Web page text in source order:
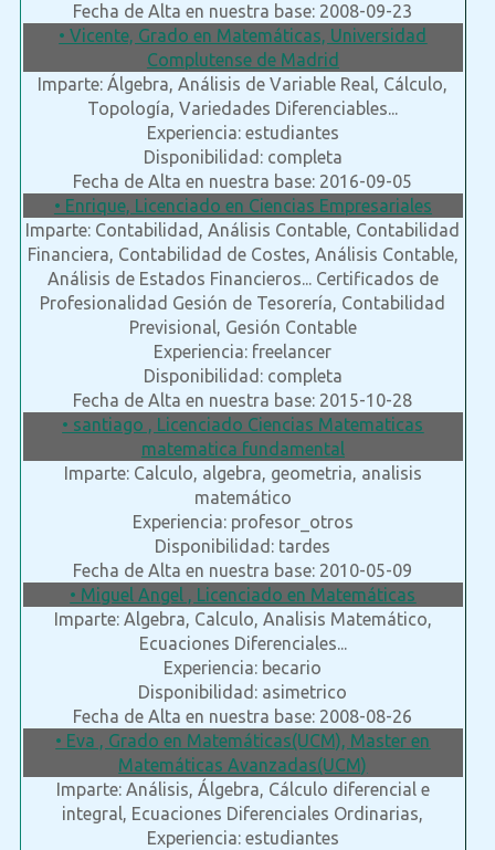
Fecha de Alta en nuestra base: 2008-09-23
• Vicente, Grado en Matemáticas, Universidad
Complutense de Madrid
Imparte: Álgebra, Análisis de Variable Real, Cálculo,
Topología, Variedades Diferenciables...
Experiencia: estudiantes
Disponibilidad: completa
Fecha de Alta en nuestra base: 2016-09-05
• Enrique, Licenciado en Ciencias Empresariales
Imparte: Contabilidad, Análisis Contable, Contabilidad
Financiera, Contabilidad de Costes, Análisis Contable,
Análisis de Estados Financieros... Certificados de
Profesionalidad Gesión de Tesorería, Contabilidad
Previsional, Gesión Contable
Experiencia: freelancer
Disponibilidad: completa
Fecha de Alta en nuestra base: 2015-10-28
• santiago , Licenciado Ciencias Matematicas
matematica fundamental
Imparte: Calculo, algebra, geometria, analisis
matemático
Experiencia: profesor_otros
Disponibilidad: tardes
Fecha de Alta en nuestra base: 2010-05-09
• Miguel Angel , Licenciado en Matemáticas
Imparte: Algebra, Calculo, Analisis Matemático,
Ecuaciones Diferenciales...
Experiencia: becario
Disponibilidad: asimetrico
Fecha de Alta en nuestra base: 2008-08-26
• Eva , Grado en Matemáticas(UCM), Master en
Matemáticas Avanzadas(UCM)
Imparte: Análisis, Álgebra, Cálculo diferencial e
integral, Ecuaciones Diferenciales Ordinarias,
Experiencia: estudiantes